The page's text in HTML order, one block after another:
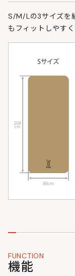
S/M/Lの3サイズを
もフィットしやすく
FUNCTION
機能